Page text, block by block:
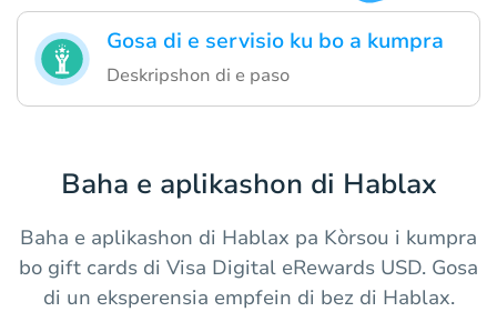
Gosa di e servisio ku bo a kumpra
Deskripshon di e paso
Baha e aplikashon di Hablax
Baha e aplikashon di Hablax pa Kòrsou i kumpra
bo gift cards di Visa Digital eRewards USD. Gosa
di un eksperensia empfein di bez di Hablax.